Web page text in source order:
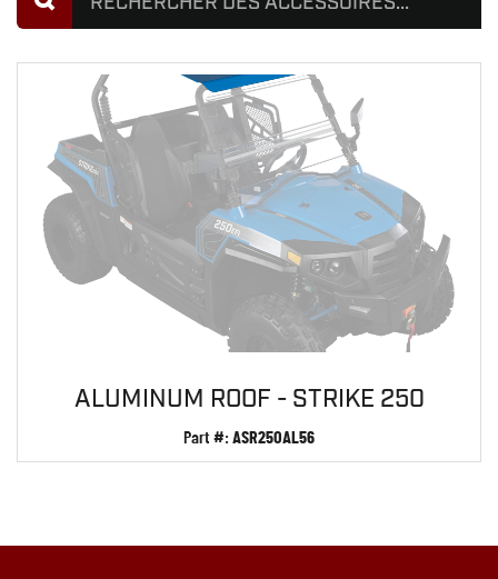
ALUMINUM ROOF - STRIKE 250
Part #: ASR25OAL56